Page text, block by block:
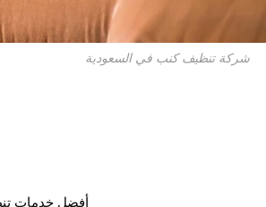
شركة تنظيف كنب في السعودية
أفضل خدمات